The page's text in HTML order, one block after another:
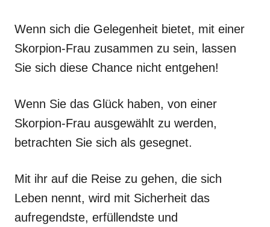
Wenn sich die Gelegenheit bietet, mit einer
Skorpion-Frau zusammen zu sein, lassen
Sie sich diese Chance nicht entgehen!
Wenn Sie das Glück haben, von einer
Skorpion-Frau ausgewählt zu werden,
betrachten Sie sich als gesegnet.
Mit ihr auf die Reise zu gehen, die sich
Leben nennt, wird mit Sicherheit das
aufregendste, erfüllendste und